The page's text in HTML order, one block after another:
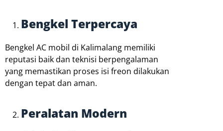
Bengkel Terpercaya
Bengkel AC mobil di Kalimalang memiliki
reputasi baik dan teknisi berpengalaman
yang memastikan proses isi freon dilakukan
dengan tepat dan aman.
Peralatan Modern